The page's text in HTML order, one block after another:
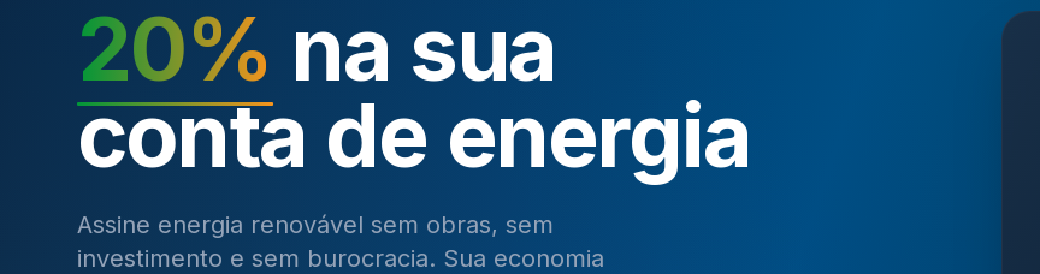
20% na sua
conta de energia
Assine energia renovável sem obras, sem
investimento e sem burocracia. Sua economia